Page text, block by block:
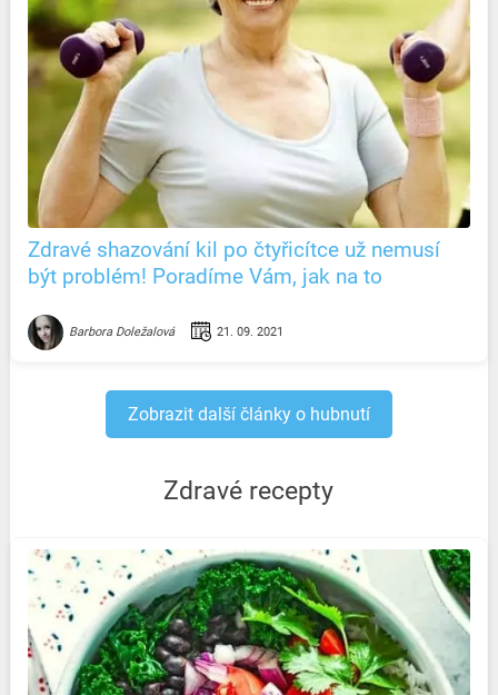
Zdravé shazování kil po čtyřicítce už nemusí
být problém! Poradíme Vám, jak na to
Barbora Doležalová 21. 09. 2021
Zobrazit další články o hubnutí
Zdravé recepty